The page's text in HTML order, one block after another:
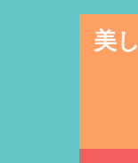
美